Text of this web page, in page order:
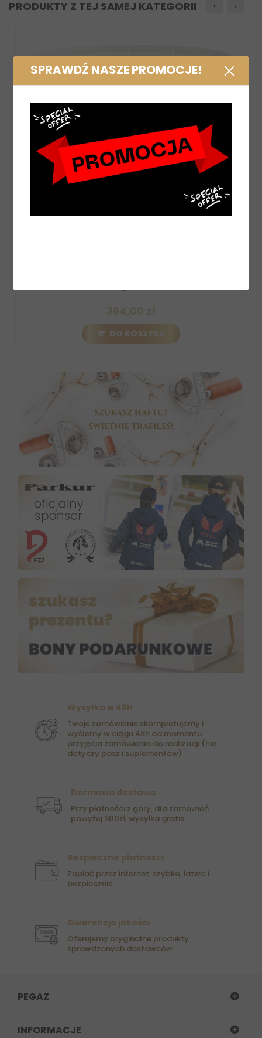
SPRAWDŹ NASZE PROMOCJE!
PRODUKTY Z TEJ SAMEJ KATEGORII
DO KOSZYKA
‹ ›
Wysyłka w 48h
Twoje zamówienie skompletujemy i
wyślemy w ciągu 48h od momentu
przyjęcia zamówienia do realizacji (nie
dotyczy pasz i suplementów)
Darmowa dostawa
Przy płatności z góry, dla zamówień
powyżej 300zł, wysyłka gratis
Bezpieczne płatności
Zapłać przez internet, szybko, łatwo i
bezpiecznie
Gwarancja jakości
Oferujemy oryginalne produkty
sprawdzonych dostawców.
PEGAZ
INFORMACJE